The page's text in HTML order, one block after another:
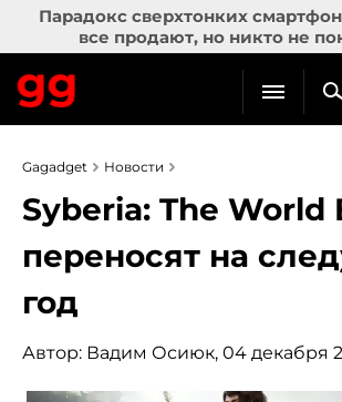
Парадокс сверхтонких
все продают, но никто не
Gagadget Новости
Syberia: The World
переносят на
год
Автор: Вадим Осиюк, 04 декабря